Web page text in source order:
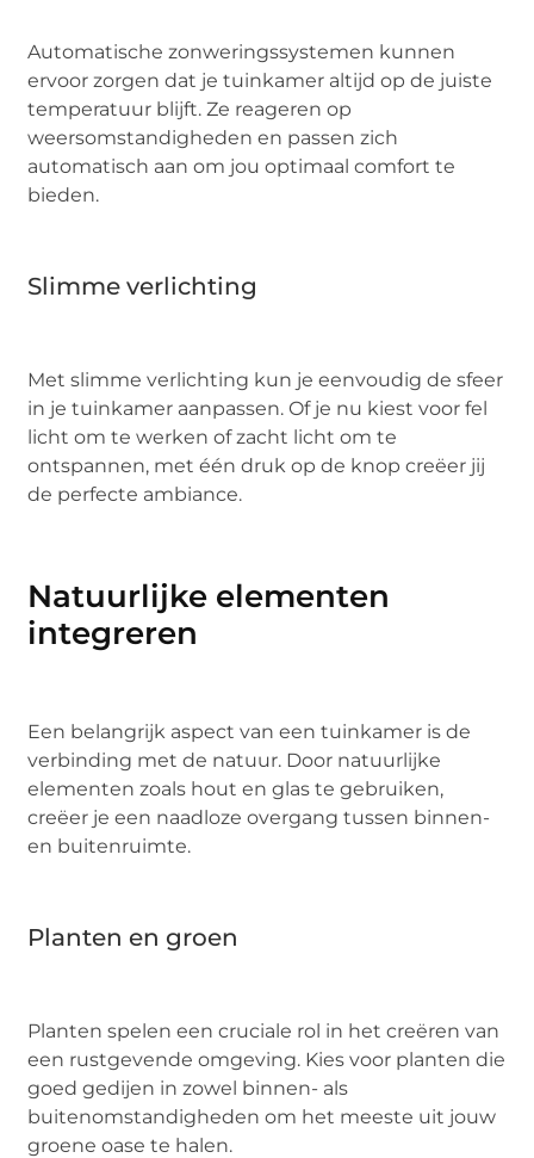
Automatische zonweringssystemen kunnen
ervoor zorgen dat je tuinkamer altijd op de juiste
temperatuur blijft. Ze reageren op
weersomstandigheden en passen zich
automatisch aan om jou optimaal comfort te
bieden.
Slimme verlichting
Met slimme verlichting kun je eenvoudig de sfeer
in je tuinkamer aanpassen. Of je nu kiest voor fel
licht om te werken of zacht licht om te
ontspannen, met één druk op de knop creëer jij
de perfecte ambiance.
Natuurlijke elementen
integreren
Een belangrijk aspect van een tuinkamer is de
verbinding met de natuur. Door natuurlijke
elementen zoals hout en glas te gebruiken,
creëer je een naadloze overgang tussen binnen-
en buitenruimte.
Planten en groen
Planten spelen een cruciale rol in het creëren van
een rustgevende omgeving. Kies voor planten die
goed gedijen in zowel binnen- als
buitenomstandigheden om het meeste uit jouw
groene oase te halen.